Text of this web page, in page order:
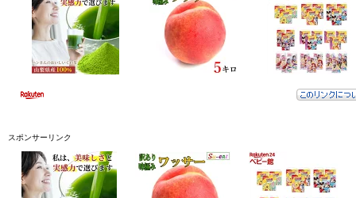
スポンサーリンク